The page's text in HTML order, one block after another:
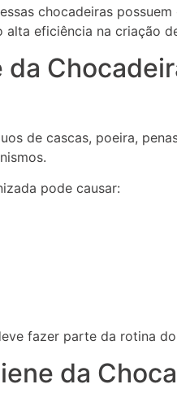
chocadeiras
eficiência na criação
da
de cascas, poeira,
pode causar:
fazer parte da rotina
da